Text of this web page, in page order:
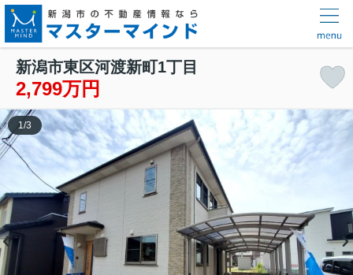
新潟市東区河渡新町1丁目
2,799万円
1/3